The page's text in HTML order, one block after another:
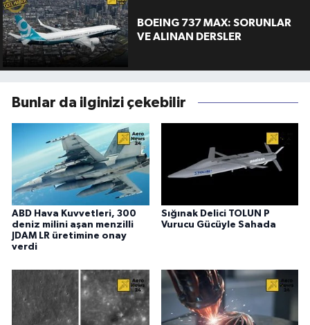
BOEING 737 MAX: SORUNLAR
VE ALINAN DERSLER
Bunlar da ilginizi çekebilir
ABD Hava Kuvvetleri, 300
deniz milini aşan menzilli
JDAM LR üretimine onay
verdi
Sığınak Delici TOLUN P
Vurucu Gücüyle Sahada